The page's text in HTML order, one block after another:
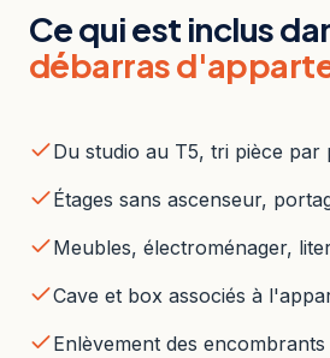
Ce qui est inclus
débarras
Du studio au T5, tri pièce par
Étages sans ascenseur,
Meubles, électroménager,
Cave et box associés à
Enlèvement des